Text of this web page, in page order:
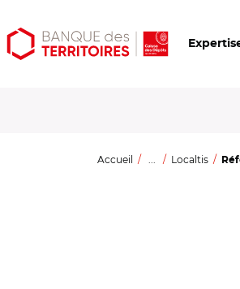
Aller
au
Aller
au
Ouvrir
les
Accueil ... Localtis